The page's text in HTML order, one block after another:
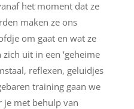
het moment dat ze
maken ze ons
om gaat en wat ze
uit in een ‘geheime
reflexen, geluidjes
training gaan we
je met behulp van